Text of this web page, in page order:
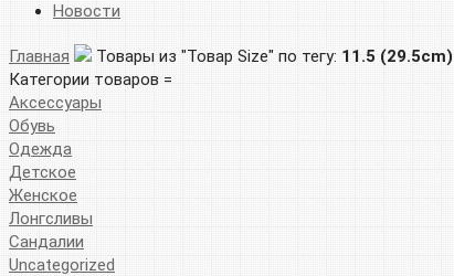
Новости
Главная Товары из "Товар Size" по тегу: 11.5 (29.5cm)
Категории товаров =
Аксессуары
Обувь
Одежда
Детское
Женское
Лонгсливы
Сандалии
Uncategorized